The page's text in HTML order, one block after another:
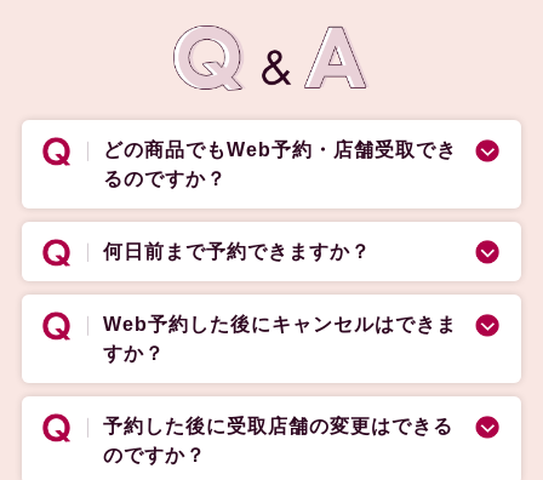
どの商品でもWeb予約・店舗受取でき
るのですか？
何日前まで予約できますか？
Web予約した後にキャンセルはできま
すか？
予約した後に受取店舗の変更はできる
のですか？